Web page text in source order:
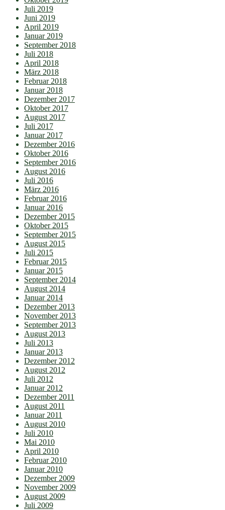
Juli 2019
Juni 2019
April 2019
Januar 2019
September 2018
Juli 2018
April 2018
März 2018
Februar 2018
Januar 2018
Dezember 2017
Oktober 2017
August 2017
Juli 2017
Januar 2017
Dezember 2016
Oktober 2016
September 2016
August 2016
Juli 2016
März 2016
Februar 2016
Januar 2016
Dezember 2015
Oktober 2015
September 2015
August 2015
Juli 2015
Februar 2015
Januar 2015
September 2014
August 2014
Januar 2014
Dezember 2013
November 2013
September 2013
August 2013
Juli 2013
Januar 2013
Dezember 2012
August 2012
Juli 2012
Januar 2012
Dezember 2011
August 2011
Januar 2011
August 2010
Juli 2010
Mai 2010
April 2010
Februar 2010
Januar 2010
Dezember 2009
November 2009
August 2009
Juli 2009